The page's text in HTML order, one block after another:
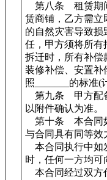
第八条 租赁期
赁商铺，乙方需立
的自然灾害导致
任，甲方须将所有
拆迁时，所有补偿
装修补偿、安置补
照_______的标准(
第九条 甲方配
以附件确认为准。
第十条 本合同
与合同具有同等效
本合同执行中如
时，任何一方均可
本合同经过双方